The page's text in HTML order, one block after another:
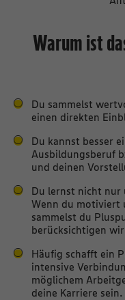
Warum ist
Du sammelst
einen direkten
Du kannst besser
Ausbildungsberuf
und deinen
Du lernst nicht nur
Wenn du motiviert
sammelst du
berücksichtigen
Häufig schafft ein
intensive
möglichem
deine Karriere sein.